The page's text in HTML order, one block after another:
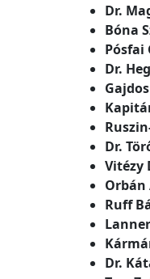
Dr.
Bóna
Pósfai
Dr.
Dr.
Vitézy
Ruff
Dr.